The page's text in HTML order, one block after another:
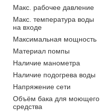
Макс. рабочее давление
Макс. температура воды
на входе
Максимальная мощность
Материал помпы
Наличие манометра
Наличие подогрева воды
Напряжение сети
Объём бака для моющего
средства